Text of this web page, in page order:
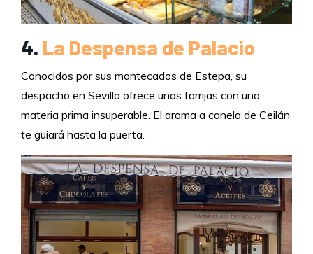
4. La Despensa de Palacio
Conocidos por sus mantecados de Estepa, su
despacho en Sevilla ofrece unas torrijas con una
materia prima insuperable. El aroma a canela de Ceilán
te guiará hasta la puerta.